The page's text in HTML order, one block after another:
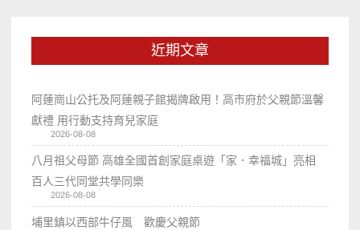
近期文章
阿蓮崗山公托及阿蓮親子館揭牌啟用！高市府於父親節溫馨
獻禮 用行動支持育兒家庭
2026-08-08
八月祖父母節 高雄全國首創家庭桌遊「家．幸福城」亮相
百人三代同堂共學同樂
2026-08-08
埔里鎮以西部牛仔風 歡慶父親節